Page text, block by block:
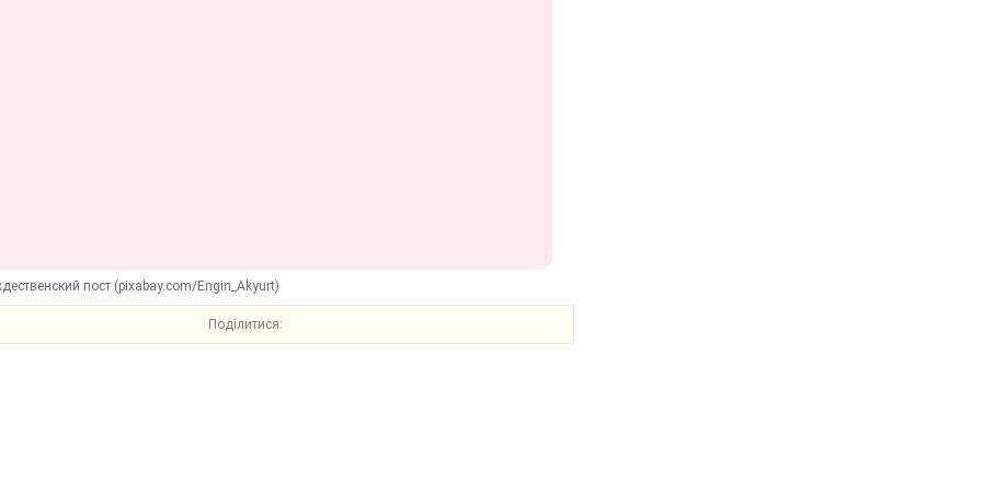
пост (pixabay.com/Engin_Akyurt)
Поділитися: